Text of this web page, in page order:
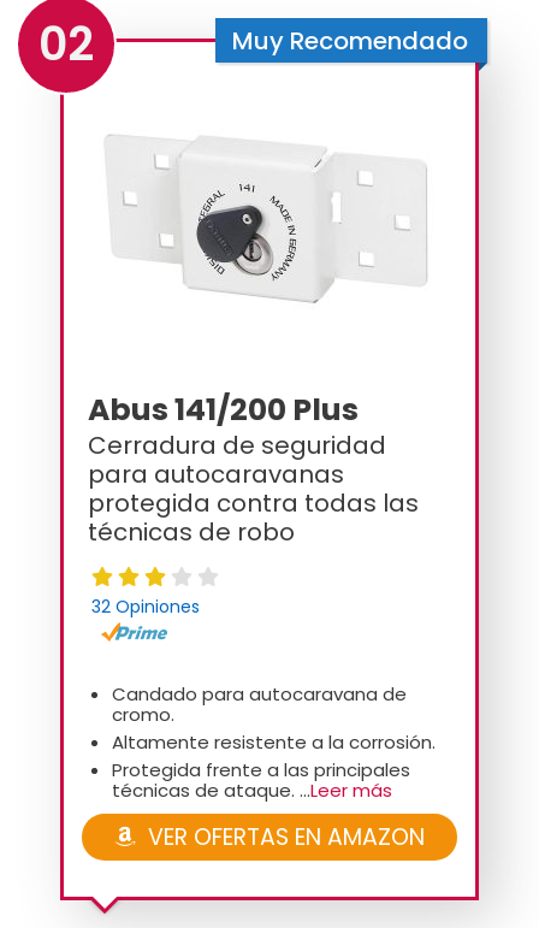
02 Muy Recomendado
Abus 141/200 Plus
Cerradura de seguridad
para autocaravanas
protegida contra todas las
técnicas de robo
32 Opiniones
Candado para autocaravana de
cromo.
Altamente resistente a la corrosión.
Protegida frente a las principales
técnicas de ataque. ...Leer más
VER OFERTAS EN AMAZON